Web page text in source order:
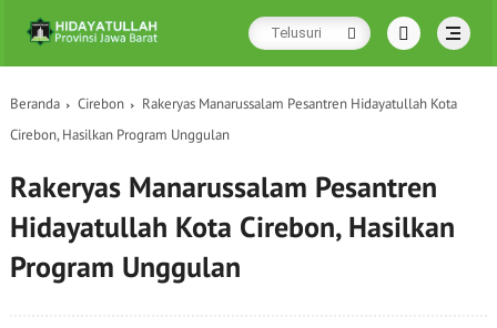
Beranda Cirebon
Rakeryas Manarussalam Pesantren Hidayatullah Kota
Cirebon, Hasilkan Program Unggulan
Rakeryas Manarussalam Pesantren
Hidayatullah Kota Cirebon, Hasilkan
Program Unggulan